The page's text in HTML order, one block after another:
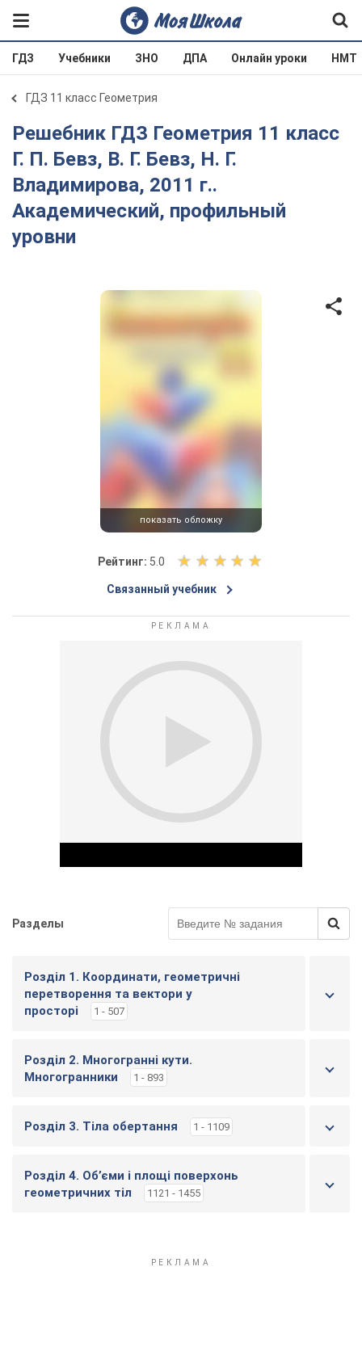
ГДЗ Учебники ЗНО ДПА Онлайн уроки НМТ
ГДЗ 11 класс Геометрия
Решебник ГДЗ Геометрия 11 класс
Г. П. Бевз, В. Г. Бевз, Н. Г.
Владимирова, 2011 г..
Академический, профильный
уровни
показать обложку
Рейтинг: 5.0
О
е
н
е
и
у
Связанный учебник
Разделы
Розділ 1. Координати, геометричні
перетворення та вектори у
просторі
1 - 507
Розділ 2. Многогранні кути.
Многогранники
1 - 893
Розділ 3. Тіла обертання 1 - 1109
Розділ 4. Об’єми і площі поверхонь
геометричних тіл
1121 - 1455